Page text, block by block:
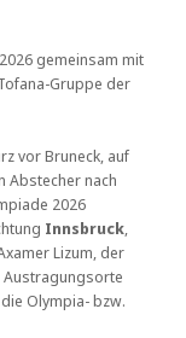
gemeinsam mit
Gruppe der
vor Bruneck, auf
Abstecher nach
2026
Innsbruck,
Lizum, der
Olympia- bzw.